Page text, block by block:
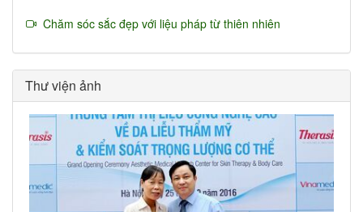
Chăm sóc sắc đẹp với liệu pháp từ thiên nhiên
Thư viện ảnh